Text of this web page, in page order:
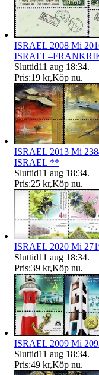
ISRAEL 2008 Mi
Sluttid11 aug 18:34.
Pris:19 kr,Köp nu.
ISRAEL 2013 Mi
ISRAEL **
Sluttid11 aug 18:34.
Pris:25 kr,Köp nu.
ISRAEL 2020 Mi
Sluttid11 aug 18:34.
Pris:39 kr,Köp nu.
ISRAEL 2009 Mi
Sluttid11 aug 18:34.
Pris:49 kr,Köp nu.